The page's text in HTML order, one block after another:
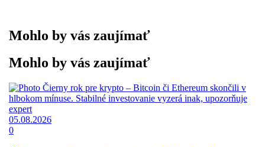
Mohlo by vás zaujímať
Mohlo by vás zaujímať
05.08.2026
0